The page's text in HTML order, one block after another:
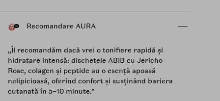
Recomandare AURA
„Îl recomandăm dacă vrei o tonifiere rapidă și
hidratare intensă: dischetele ABIB cu Jericho
Rose, colagen și peptide au o esență apoasă
nelipicioasă, oferind confort și susținând bariera
cutanată în 5–10 minute.”